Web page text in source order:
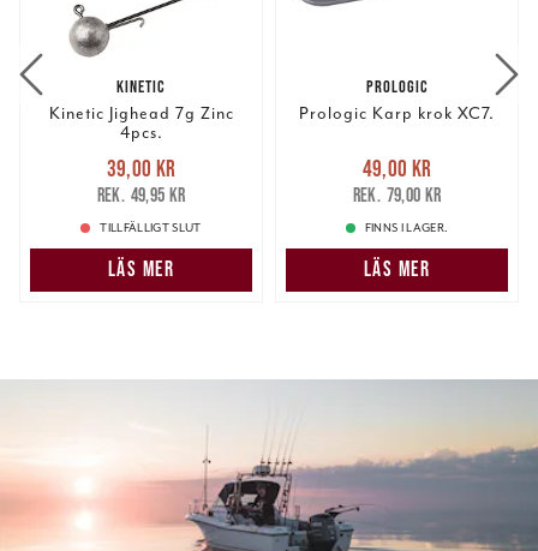
KINETIC
Kinetic Jighead 7g Zinc
4pcs.
Nuvarande pris
39,00 krTidigare pris
49,95 kr
39,00 kr
49,95 kr
TILLFÄLLIGT SLUT
LÄS MER
PROLOGIC
Prologic Karp krok XC7.
Nuvarande pris
49,00 krTidigare pris
79,00 kr
49,00 kr
79,00 kr
FINNS I LAGER.
LÄS MER